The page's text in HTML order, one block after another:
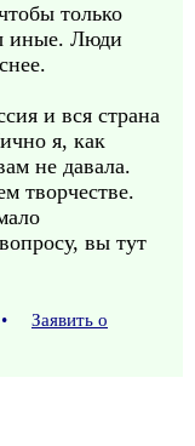
только
иные. Люди
и вся страна
я, как
не давала.
творчестве.
вы тут
•
Заявить о